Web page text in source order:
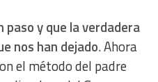
paso y que la verdadera
nos han dejado. Ahora
el método del padre